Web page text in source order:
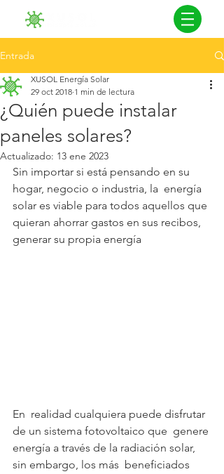
Entrada
¿Quién puede instalar
paneles solares?
XUSOL Energía Solar
29 oct 2018 1 min de lectura
Actualizado: 13 ene 2023
Sin importar si está pensando en su
hogar, negocio o industria, la  energía
solar es viable para todos aquellos que
quieran ahorrar gastos en sus recibos,
generar su propia energía
En  realidad cualquiera puede disfrutar
de un sistema fotovoltaico que  genere
energía a través de la radiación solar,
sin embargo, los más  beneficiados